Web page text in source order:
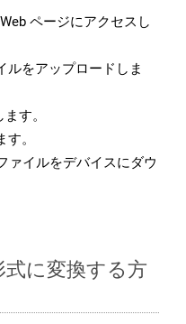
Web ページにアクセスし
ルをアップロードしま
す。
。
ァイルをデバイスにダウ
に変換する方